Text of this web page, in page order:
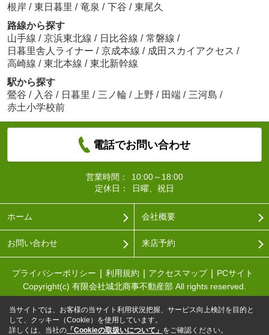
根岸 / 東日暮里 / 竜泉 / 下谷 / 東尾久
路線から探す
山手線 / 京浜東北線 / 日比谷線 / 常磐線 /
日暮里舎人ライナー / 京成本線 / 成田スカイアクセス /
高崎線 / 東北本線 / 東北新幹線
駅から探す
鶯谷 / 入谷 / 日暮里 / 三ノ輪 / 上野 / 田端 / 三河島 /
赤土小学校前
電話でお問い合わせ
営業時間：
10:00～18:00
定休日：
日曜、祝日
ホーム 会社概要
お問い合わせ 来店予約
プライバシーポリシー 利用規約 アクセスマップ
PCサイト
Copyright(c) 有限会社城北商事不動産部 All rights reserved.
当サイトでは、お客様の当サイト利用状況把握、サービス向上検討を目的と
して、クッキー（Cookie）を使用しています。
詳しくは、当社の 「Cookieの取扱いについて」 をご確認ください。